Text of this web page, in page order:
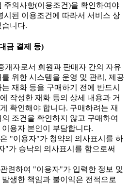
주의사항(이용조건)을 확인하여야
시된 이용조건에 따라서 서비스 상
니다.
금 결제 등)
개자로서 회원과 판매자 간의 자유
위한 시스템을 운영 및 관리, 제공
재화 등을 구매하기 전에 반드시
작성한 재화 등의 상세 내용과 거
확인해야 합니다. 구매하려는 재
조건을 확인하지 않고 구매하여
용자 본인이 부담합니다.
"이용자"가 청약의 의사표시를 하
"가 승낙의 의사표시를 함으로써
련하여 "이용자"가 입력한 정보 및
생한 책임과 불이익은 전적으로